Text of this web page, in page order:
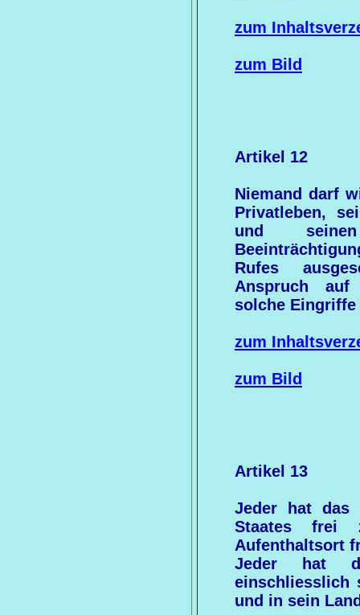
zum
zum Bild
Artikel 12
Niemand darf
Privatleben,
und
Rufes
Anspruch auf
solche
zum
zum Bild
Artikel 13
Jeder hat das
Staates frei
Aufenthaltsort
Jeder hat
einschliesslich
und in sein